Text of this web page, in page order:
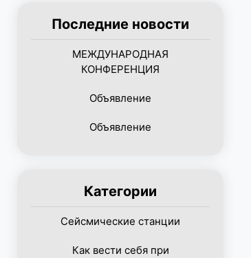
Последние новости
МЕЖДУНАРОДНАЯ
КОНФЕРЕНЦИЯ
Объявление
Объявление
Категории
Сейсмические станции
Как вести себя при